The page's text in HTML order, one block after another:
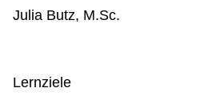
Julia Butz, M.Sc.
Lernziele